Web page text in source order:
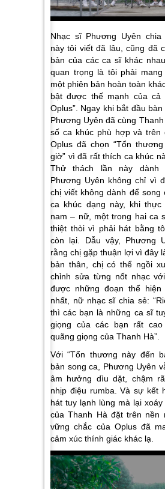
Nhạc sĩ Phương Uyên chia
này tôi viết đã lâu, cũng đã
bản của các ca sĩ khác
quan trọng là tôi phải
một phiên bản hoàn toàn
bật được thế mạnh của cả
Oplus”. Ngay khi bắt đầu
Phương Uyên đã cùng
số ca khúc phù hợp và trên
Oplus đã chọn “Tổn
giờ” vì đã rất thích ca khúc
Thử thách lần này dành
Phương Uyên không chỉ vì
chị viết không dành để song
ca khúc dạng này, khi thực
nam – nữ, một trong hai ca
thiệt thòi vì phải hát bằng
còn lại. Dẫu vậy, Phương
rằng chị gặp thuận lợi vì đây
bản thân, chị có thể ngồi
chỉnh sửa từng nốt nhạc
được những đoạn thể
nhất, nữ nhạc sĩ chia sẻ: “
thì các bạn là những ca sĩ
giọng của các bạn rất
quãng giọng của Thanh Hà”.
Với “Tổn thương này đến
bản song ca, Phương Uyên
âm hưởng dìu dặt, chậm
nhịp điệu rumba. Và sự kết
hát tuy lạnh lùng mà lại
của Thanh Hà đặt trên nền
vững chắc của Oplus đã
cảm xúc thính giác khác lạ.